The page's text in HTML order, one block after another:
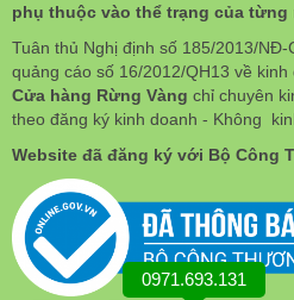
phụ thuộc vào thể trạng của
Tuân thủ Nghị định số 185/2013/
quảng cáo số 16/2012/QH13 về
Cửa hàng Rừng Vàng chỉ chuyên
theo đăng ký kinh doanh - Không
Website đã đăng ký với Bộ Công
0971.693.131